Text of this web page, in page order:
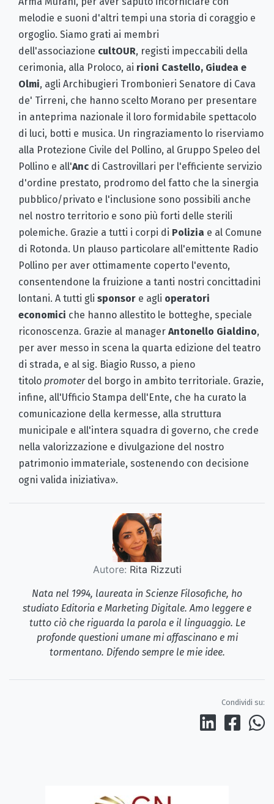
melodie e suoni d'altri tempi una storia di coraggio e
orgoglio. Siamo grati ai membri
dell'associazione cultOUR, registi impeccabili della
cerimonia, alla Proloco, ai rioni Castello, Giudea e
Olmi, agli Archibugieri Trombonieri Senatore di Cava
de' Tirreni, che hanno scelto Morano per presentare
in anteprima nazionale il loro formidabile spettacolo
di luci, botti e musica. Un ringraziamento lo riserviamo
alla Protezione Civile del Pollino, al Gruppo Speleo del
Pollino e all'Anc di Castrovillari per l'efficiente servizio
d'ordine prestato, prodromo del fatto che la sinergia
pubblico/privato e l'inclusione sono possibili anche
nel nostro territorio e sono più forti delle sterili
polemiche. Grazie a tutti i corpi di Polizia e al Comune
di Rotonda. Un plauso particolare all'emittente Radio
Pollino per aver ottimamente coperto l'evento,
consentendone la fruizione a tanti nostri concittadini
lontani. A tutti gli sponsor e agli operatori
economici che hanno allestito le botteghe, speciale
riconoscenza. Grazie al manager Antonello Gialdino,
per aver messo in scena la quarta edizione del teatro
di strada, e al sig. Biagio Russo, a pieno
titolo promoter del borgo in ambito territoriale. Grazie,
infine, all'Ufficio Stampa dell'Ente, che ha curato la
comunicazione della kermesse, alla struttura
municipale e all'intera squadra di governo, che crede
nella valorizzazione e divulgazione del nostro
patrimonio immateriale, sostenendo con decisione
ogni valida iniziativa».
Autore: Rita Rizzuti
Nata nel 1994, laureata in Scienze Filosofiche, ho
studiato Editoria e Marketing Digitale. Amo leggere e
tutto ciò che riguarda la parola e il linguaggio. Le
profonde questioni umane mi affascinano e mi
tormentano. Difendo sempre le mie idee.
Condividi su: